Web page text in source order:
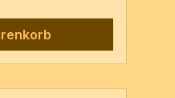
Seiten